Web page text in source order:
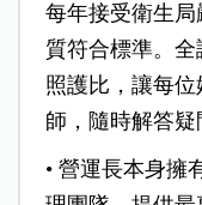
每年接受衛生
質符合標準。
照護比，讓每
師，隨時解答疑
• 營運長本身擁